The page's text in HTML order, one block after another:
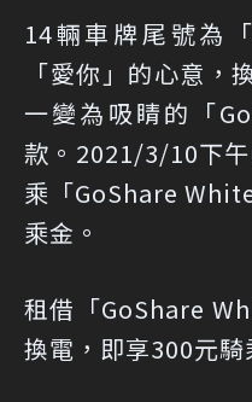
14輛車牌尾號為
「愛你」的心意，
一變為吸睛的「
款。2021/3/10下
乘「GoShare
乘金。
租借「GoShare
換電，即享300元騎